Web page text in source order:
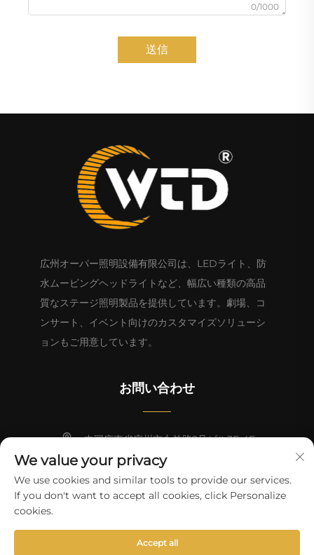
0/1000
送信
広州オーパー照明設備有限公司は、LEDライト、防
水ムービングヘッドライトなど、幅広い種類の高品
質なステージ照明製品を提供しています。劇場、コ
ンサート、イベント向けのカスタマイズソリューシ
ョンもご用意しています。
お問い合わせ
中国広東省広州市永益路2号ビル3F-4F
+86-13824494018
[email protected]
Copyright © 2026 広州Aopu照明設備有限公司。全著作権予約
プラ
We value your privacy
We use cookies and similar tools to provide our services.
If you don't want to accept all cookies, click Personalize
cookies.
Accept all